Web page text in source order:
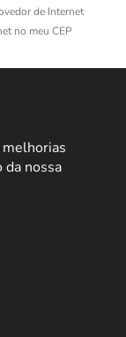
de Internet
no meu CEP
da nossa